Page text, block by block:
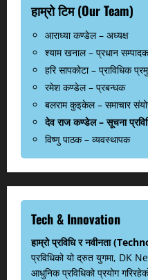
हाम्रो टिम (Our Team)
आराध्या कण्डेल – अध्यक्ष
श्याम खनाल – प्रधान सम्पादक
हरि सापकोटा – प्राविधिक
रमेश कण्डेल – प्रबन्धक
बलराम कुइकेल – समाचार
देव राज कण्डेल – सूचना
विष्णु पाठक – व्यवस्थापक
Tech & Innovation
हाम्रो प्रविधि र नवीनता
प्रविधिको यो द्रुत युगमा, DK
आधुनिक प्रविधिको प्रयोग